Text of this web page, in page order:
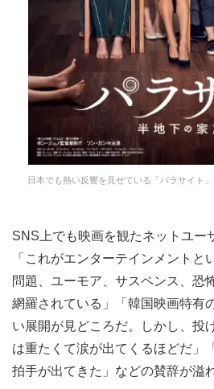
日本でも熱い反響を見せている「パラサイト
SNS上でも映画を観たネットユー
「これがエンターテインメントと
問題、ユーモア、サスペンス、恐
網羅されている」「韓国映画特有
い展開が見どころだ。しかし、投
は重たくて涙が出てくるほどだ」
拍手が出てきた」などの賛辞が溢